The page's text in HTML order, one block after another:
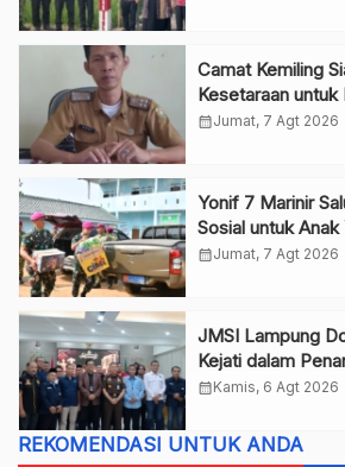
Camat Kemiling
Kesetaraan untuk
calendar_monthJumat, 7 Agt 2026
Yonif 7 Marinir
Sosial untuk
Nurul Huda
calendar_monthJumat, 7 Agt 2026
JMSI Lampung
Kejati dalam
calendar_monthKamis, 6 Agt 2026
REKOMENDASI UNTUK ANDA